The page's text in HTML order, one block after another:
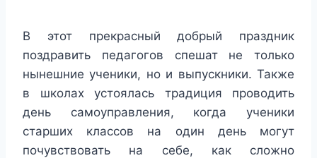
В этот прекрасный добрый праздник
поздравить педагогов спешат не только
нынешние ученики, но и выпускники. Также
в школах устоялась традиция проводить
день самоуправления, когда ученики
старших классов на один день могут
почувствовать на себе, как сложно